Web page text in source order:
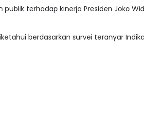
publik terhadap kinerja Presiden Joko
berdasarkan survei teranyar